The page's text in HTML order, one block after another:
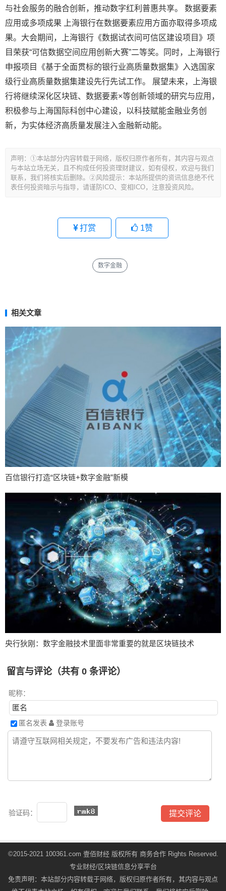
与社会服务的融合创新，推动数字红利普惠共享。 数据要素
应用或多项成果 上海银行在数据要素应用方面亦取得多项成
果。大会期间，上海银行《数据试衣间可信区建设项目》项
目荣获“可信数据空间应用创新大赛”二等奖。同时，上海银行
申报项目《基于全面贯标的银行业高质量数据集》入选国家
级行业高质量数据集建设先行先试工作。 展望未来，上海银
行将继续深化区块链、数据要素×等创新领域的研究与应用，
积极参与上海国际科创中心建设，以科技赋能金融业务创
新，为实体经济高质量发展注入金融新动能。
章
导
航
声明：①本站部分内容转载于网络，版权归原作者所有，其内容与观点
与本站立场无关，且不构成任何投资理财建议，如有侵权，欢迎与我们
联系，我们将核实后删除。②风险提示：本站所提供的资讯信息绝不代
表任何投资暗示与指导，请谨防ICO、变相ICO，注意投资风险。
打赏 1赞
数字金融
相关文章
百信银行打造“区块链+数字金融”新模
央行狄刚：数字金融技术里面非常重要的就是区块链技术
留言与评论（共有 0 条评论）
昵称：
匿名发表 登录账号
验证码：
©2015-2021 100361.com 壹佰财经 版权所有 商务合作Rights Reserved.
专业财经/区块链信息分享平台
免责声明：本站部分内容转载于网络，版权归原作者所有，其内容与观点